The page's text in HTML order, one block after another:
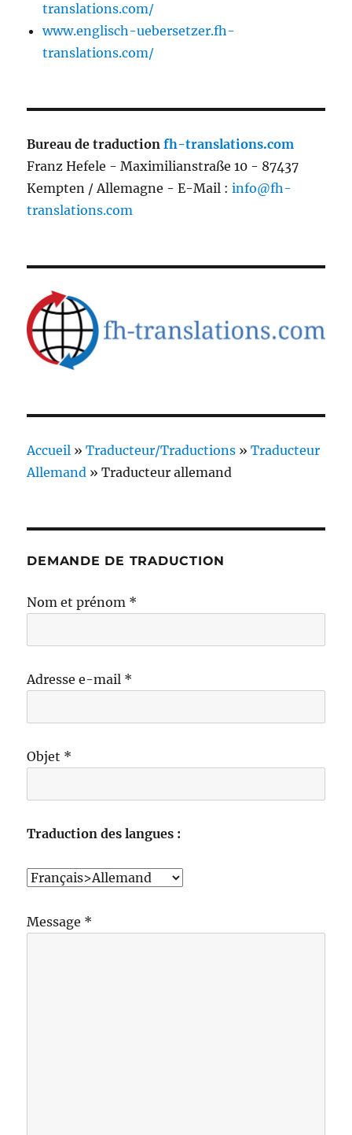
translations.com/
www.englisch-uebersetzer.fh-
translations.com/
Bureau de traductionfh-translations.com
Franz Hefele - Maximilianstraße 10 - 87437
Kempten / Allemagne - E-Mail :info@fh-
translations.com
Accueil »Traducteur/Traductions »Traducteur
Allemand »Traducteur allemand
DEMANDE DE TRADUCTION
Nom et prénom *
Adresse e-mail *
Objet *
Traduction des langues :
Message *